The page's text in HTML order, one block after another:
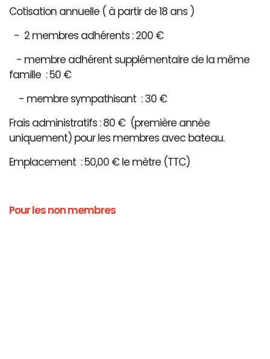
Cotisation annuelle ( à partir de 18 ans )
- 2 membres adhérents : 200 €
- membre adhérent supplémentaire de la même
famille : 50 €
- membre sympathisant : 30 €
Frais administratifs : 80 € (première année
uniquement) pour les membres avec bateau.
Emplacement : 50,00 € le mètre (TTC)
Pour les non membres